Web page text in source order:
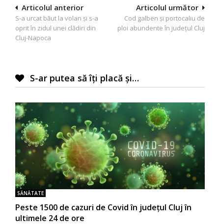
Navigare
în
articole
Articolul următor
Cod galben și portocaliu de
ploi abundente în județul Cluj
Articolul anterior
S-a urcat băut la volan și s-a
oprit în zidul unei clădiri din
Cluj-Napoca
S-ar putea să îți placă și…
SĂNĂTATE
Peste 1500 de cazuri de Covid în județul Cluj în
ultimele 24 de ore